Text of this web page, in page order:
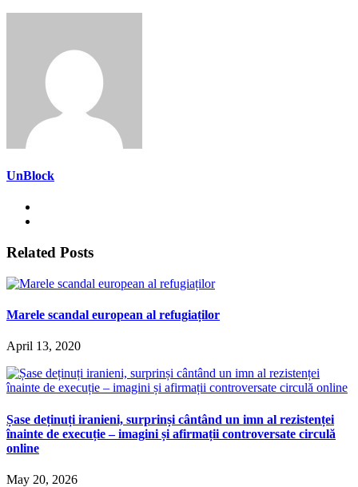
UnBlock
Related Posts
Marele scandal european al refugiaților
April 13, 2020
Șase deținuți iranieni, surprinși cântând un imn al rezistenței
înainte de execuție – imagini și afirmații controversate circulă
online
May 20, 2026